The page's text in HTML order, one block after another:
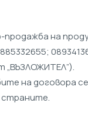
на
„ВЪЗЛОЖИТЕЛ”).
на договора
страните.